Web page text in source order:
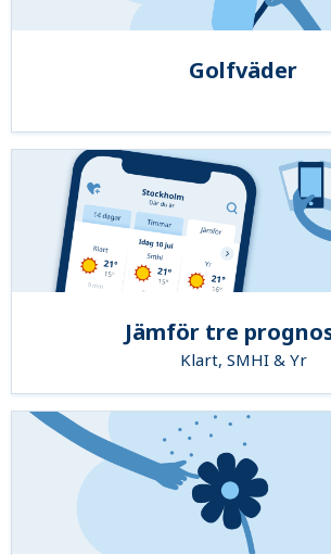
Golfväder
Jämför tre
Klart, SMHI & Yr